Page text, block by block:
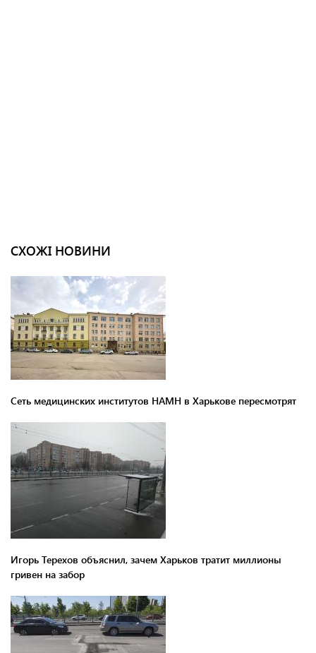
СХОЖІ НОВИНИ
Сеть медицинских институтов НАМН в Харькове пересмотрят
Игорь Терехов объяснил, зачем Харьков тратит миллионы
гривен на забор